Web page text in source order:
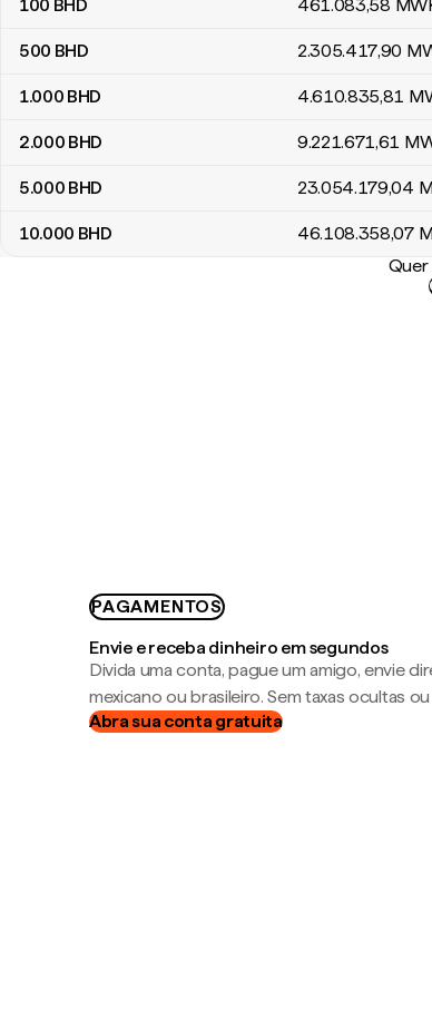
100 BHD 461.083,58
500 BHD 2.305.417,90
1.000 BHD 4.610.835,81
2.000 BHD 9.221.671,61
5.000 BHD 23.054.179,04
10.000 BHD 46.108.358,07
PAGAMENTOS
Envie e receba dinheiro em segundos
Divida uma conta, pague um amigo, envie
mexicano ou brasileiro. Sem taxas ocultas
Abra sua conta gratuita